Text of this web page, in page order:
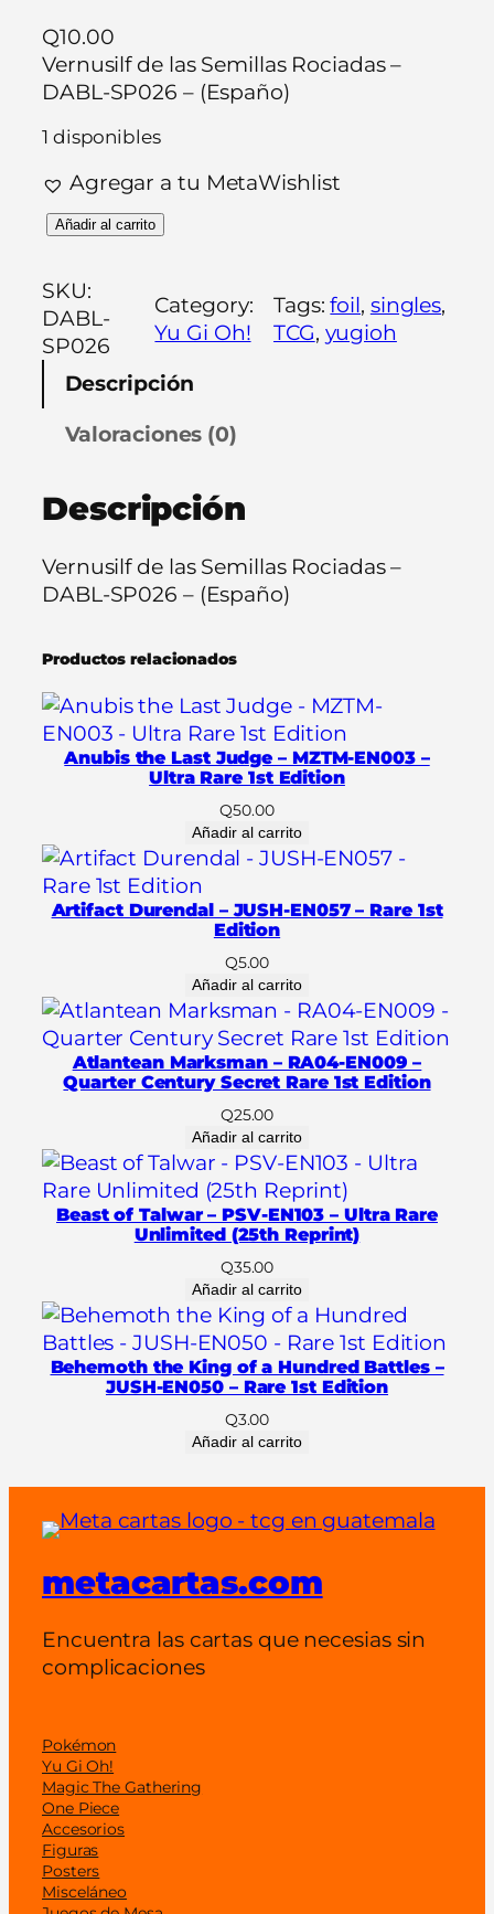
Q10.00
Vernusilf de las Semillas Rociadas –
DABL-SP026 – (Españo)
1 disponibles
Agregar a tu MetaWishlist
r
n
u
s
e
a
s
m
i
l
o
c
a
s
–
L
-
2
6
–
a
ñ
l
)
c
a
i
d
a
d
Añadir al carrito
SKU:
DABL-
SP026
Category:
Yu Gi Oh!
Tags:foil, singles
TCG, yugioh
Descripción
Valoraciones (0)
Descripción
Vernusilf de las Semillas Rociadas –
DABL-SP026 – (Españo)
Productos relacionados
Anubis the Last Judge – MZTM-EN003 –
Ultra Rare 1st Edition
Q50.00
Añadir al carrito
Artifact Durendal – JUSH-EN057 – Rare 1st
Edition
Q5.00
Añadir al carrito
Atlantean Marksman – RA04-EN009 –
Quarter Century Secret Rare 1st Edition
Q25.00
Añadir al carrito
Beast of Talwar – PSV-EN103 – Ultra Rare
Unlimited (25th Reprint)
Q35.00
Añadir al carrito
Behemoth the King of a Hundred Battles –
JUSH-EN050 – Rare 1st Edition
Q3.00
Añadir al carrito
metacartas.com
Encuentra las cartas que necesias sin
complicaciones
Pokémon
Yu Gi Oh!
Magic The Gathering
One Piece
Accesorios
Figuras
Posters
Misceláneo